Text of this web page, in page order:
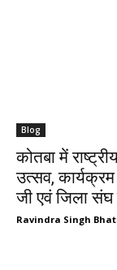
Blog
कोतबा में
उत्सव,
जी एवं जिला संघ
Ravindra Singh